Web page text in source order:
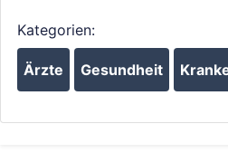
Kategorien:
Ärzte Gesundheit